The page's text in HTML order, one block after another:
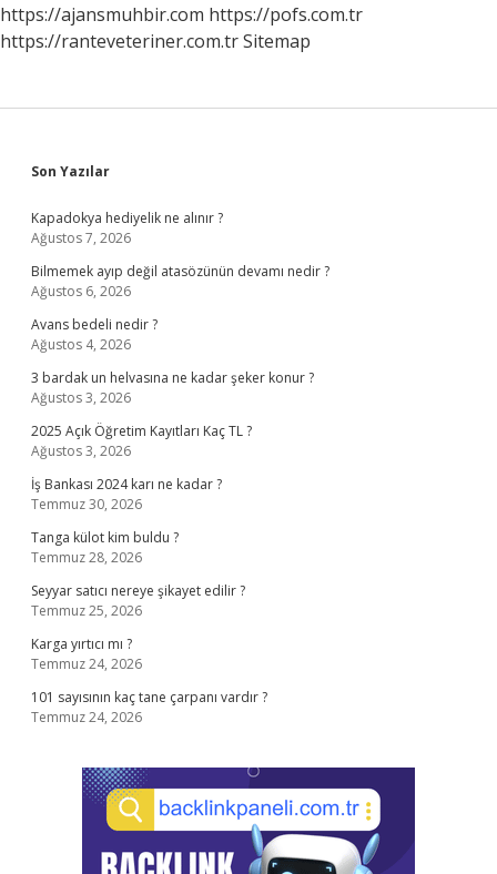
https://ajansmuhbir.com https://pofs.com.tr
https://ranteveteriner.com.trSitemap
Sidebar
Son Yazılar
Kapadokya hediyelik ne alınır ?
Ağustos 7, 2026
Bilmemek ayıp değil atasözünün devamı nedir ?
Ağustos 6, 2026
Avans bedeli nedir ?
Ağustos 4, 2026
3 bardak un helvasına ne kadar şeker konur ?
Ağustos 3, 2026
2025 Açık Öğretim Kayıtları Kaç TL ?
Ağustos 3, 2026
İş Bankası 2024 karı ne kadar ?
Temmuz 30, 2026
Tanga külot kim buldu ?
Temmuz 28, 2026
Seyyar satıcı nereye şikayet edilir ?
Temmuz 25, 2026
Karga yırtıcı mı ?
Temmuz 24, 2026
101 sayısının kaç tane çarpanı vardır ?
Temmuz 24, 2026